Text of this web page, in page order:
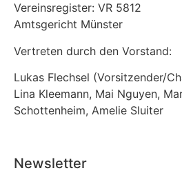
Vereinsregister: VR 5812
Amtsgericht Münster
Vertreten durch den Vorstand:
Lukas Flechsel (Vorsitzender/
Lina Kleemann, Mai Nguyen,
Schottenheim, Amelie Sluiter
Newsletter